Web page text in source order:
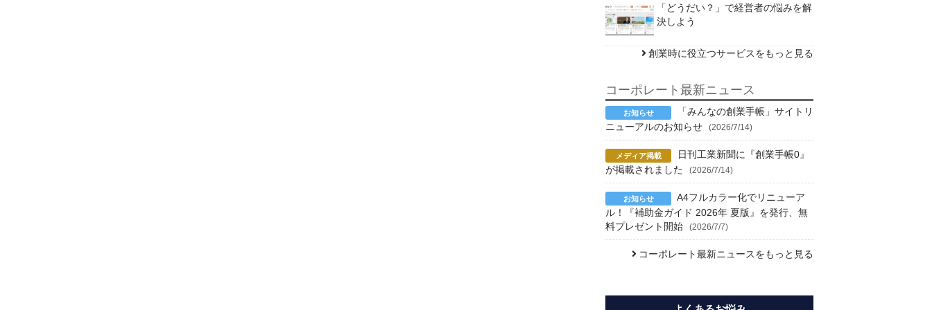
「どうだい？」で経営者の悩みを解
決しよう
創業時に役立つサービスをもっと見る
コーポレート最新ニュース
「みんなの創業手帳」サイトリ
ニューアルのお知らせ
(2026/7/14)
日刊工業新聞に『創業手帳0』
が掲載されました
(2026/7/14)
A4フルカラー化でリニューア
ル！『補助金ガイド 2026年 夏版』を発行、無
料プレゼント開始
(2026/7/7)
コーポレート最新ニュースをもっと見る